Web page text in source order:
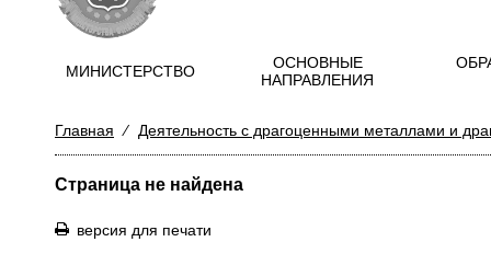
МИНИСТЕРСТВО
ОСНОВНЫЕ
НАПРАВЛЕНИЯ
Главная ⁄ Деятельность с драгоценными металлами и
Страница не найдена
версия для печати